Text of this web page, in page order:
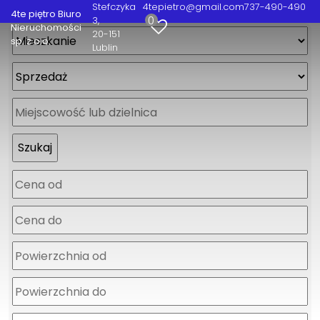
4te piętro Biuro
Nieruchomości
sp. z o.o.
Stefczyka
3
20-151
Lublin
4tepietro@gmail.com737-490-490
0